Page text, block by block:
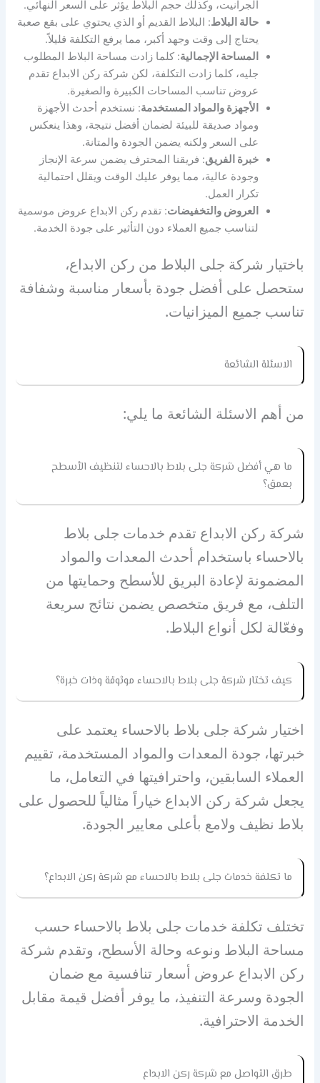
الجرانيت، وكذلك حجم البلاط يؤثر على السعر النهائي.
حالة البلاط: البلاط القديم أو الذي يحتوي على بقع صعبة
يحتاج إلى وقت وجهد أكبر، مما يرفع التكلفة قليلاً.
المساحة الإجمالية: كلما زادت مساحة البلاط المطلوب
جليه، كلما زادت التكلفة، لكن شركة ركن الابداع تقدم
عروض تناسب المساحات الكبيرة والصغيرة.
الأجهزة والمواد المستخدمة: نستخدم أحدث الأجهزة
ومواد صديقة للبيئة لضمان أفضل نتيجة، وهذا ينعكس
على السعر ولكنه يضمن الجودة والمتانة.
خبرة الفريق: فريقنا المحترف يضمن سرعة الإنجاز
وجودة عالية، مما يوفر عليك الوقت ويقلل احتمالية
تكرار العمل.
العروض والتخفيضات: تقدم ركن الابداع عروض موسمية
لتناسب جميع العملاء دون التأثير على جودة الخدمة.
باختيار شركة جلى البلاط من ركن الابداع،
ستحصل على أفضل جودة بأسعار مناسبة وشفافة
تناسب جميع الميزانيات.
الاسئلة الشائعة
من أهم الاسئلة الشائعة ما يلي:
ما هي أفضل شركة جلى بلاط بالاحساء لتنظيف الأسطح
بعمق؟
شركة ركن الابداع تقدم خدمات جلى بلاط
بالاحساء باستخدام أحدث المعدات والمواد
المضمونة لإعادة البريق للأسطح وحمايتها من
التلف، مع فريق متخصص يضمن نتائج سريعة
وفعّالة لكل أنواع البلاط.
كيف تختار شركة جلى بلاط بالاحساء موثوقة وذات خبرة؟
اختيار شركة جلى بلاط بالاحساء يعتمد على
خبرتها، جودة المعدات والمواد المستخدمة، تقييم
العملاء السابقين، واحترافيتها في التعامل، ما
يجعل شركة ركن الابداع خياراً مثالياً للحصول على
بلاط نظيف ولامع بأعلى معايير الجودة.
ما تكلفة خدمات جلى بلاط بالاحساء مع شركة ركن الابداع؟
تختلف تكلفة خدمات جلى بلاط بالاحساء حسب
مساحة البلاط ونوعه وحالة الأسطح، وتقدم شركة
ركن الابداع عروض أسعار تنافسية مع ضمان
الجودة وسرعة التنفيذ، ما يوفر أفضل قيمة مقابل
الخدمة الاحترافية.
طرق التواصل مع شركة ركن الابداع